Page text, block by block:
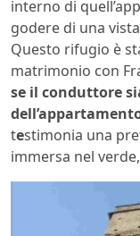
interno di
godere di una
Questo rifugio è
matrimonio con
se il conduttore
testimonia una
immersa nel